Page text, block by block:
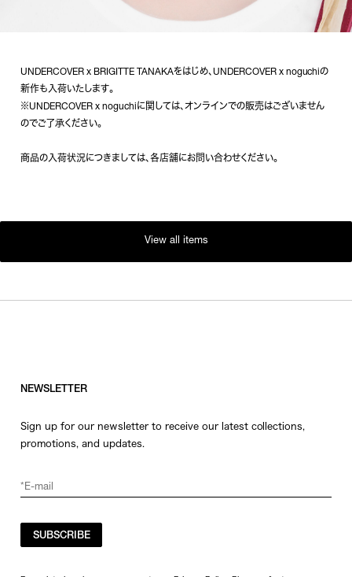
UNDERCOVER x BRIGITTE TANAKAをはじめ、UNDERCOVER x noguchiの
新作も入荷いたします。
※UNDERCOVER x noguchiに関しては、オンラインでの販売はございません
のでご了承ください。
商品の入荷状況につきましては、各店舗にお問い合わせください。
View all items
NEWSLETTER
Sign up for our newsletter to receive our latest collections,
promotions, and updates.
SUBSCRIBE